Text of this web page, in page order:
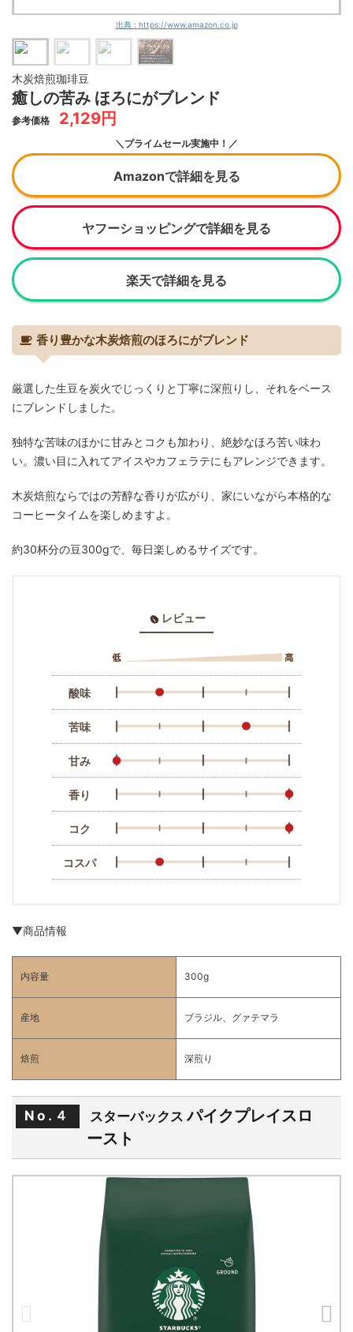
出典 : https://www.amazon.co.jp
木炭焙煎珈琲豆
癒しの苦み ほろにがブレンド
参考価格 2,129円
＼プライムセール実施中！／
Amazonで詳細を見る
ヤフーショッピングで詳細を見る
楽天で詳細を見る
香り豊かな木炭焙煎のほろにがブレンド
厳選した生豆を炭火でじっくりと丁寧に深煎りし、それをベース
にブレンドしました。
独特な苦味のほかに甘みとコクも加わり、絶妙なほろ苦い味わ
い。濃い目に入れてアイスやカフェラテにもアレンジできます。
木炭焙煎ならではの芳醇な香りが広がり、家にいながら本格的な
コーヒータイムを楽しめますよ。
約30杯分の豆300gで、毎日楽しめるサイズです。
レビュー
酸味
苦味
甘み
香り
コク
コスパ
▼商品情報
内容量 300g
産地 ブラジル、グァテマラ
焙煎 深煎り
No.４ スターバックスパイクプレイスロ
ースト